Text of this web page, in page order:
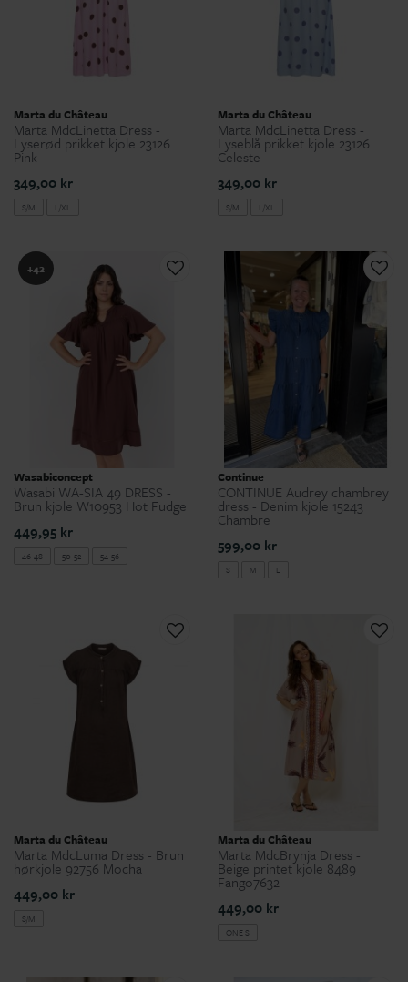
Marta du Château
Marta MdcLinetta Dress -
Lyserød prikket kjole 23126
Pink
349,00 kr
S/M L/XL
Marta du Château
Marta MdcLinetta Dress -
Lyseblå prikket kjole 23126
Celeste
349,00 kr
S/M L/XL
+42
Wasabiconcept
Wasabi WA-SIA 49 DRESS -
Brun kjole W10953 Hot Fudge
449,95 kr
46-48 50-52 54-56
Continue
CONTINUE Audrey chambrey
dress - Denim kjole 15243
Chambre
599,00 kr
S M L
Marta du Château
Marta MdcLuma Dress - Brun
hørkjole 92756 Mocha
449,00 kr
S/M
Marta du Château
Marta MdcBrynja Dress -
Beige printet kjole 8489
Fango7632
449,00 kr
ONE S